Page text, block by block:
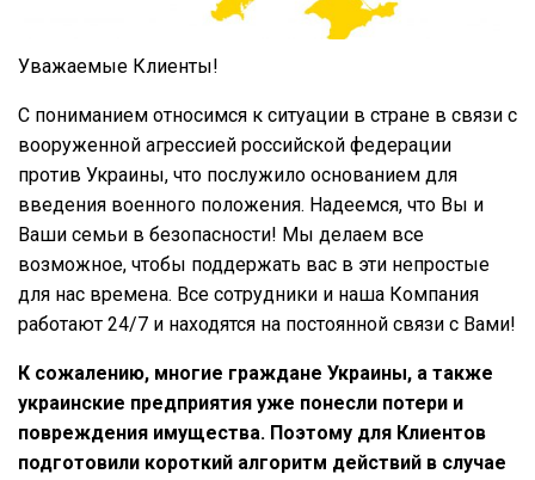
Уважаемые Клиенты!
С пониманием относимся к ситуации в стране в связи с
вооруженной агрессией российской федерации
против Украины, что послужило основанием для
введения военного положения. Надеемся, что Вы и
Ваши семьи в безопасности! Мы делаем все
возможное, чтобы поддержать вас в эти непростые
для нас времена. Все сотрудники и наша Компания
работают 24/7 и находятся на постоянной связи с Вами!
К сожалению, многие граждане Украины, а также
украинские предприятия уже понесли потери и
повреждения имущества. Поэтому для Клиентов
подготовили короткий алгоритм действий в случае